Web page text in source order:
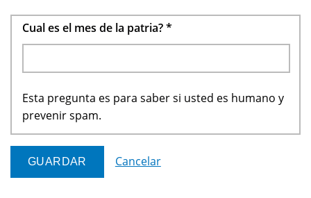
Cual es el mes de la patria?*
Esta pregunta es para saber si usted es humano y
prevenir spam.
Cancelar